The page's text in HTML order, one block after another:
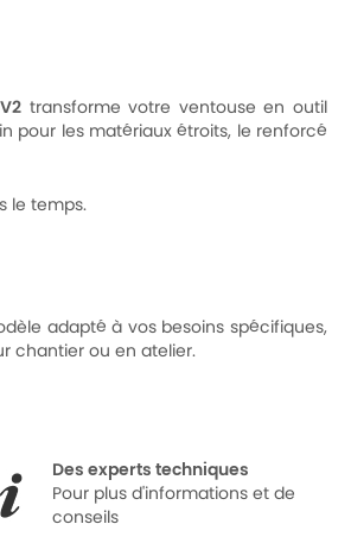
transforme votre ventouse en outil
pour les matériaux étroits, le renforcé
le temps.
adapté à vos besoins spécifiques,
chantier ou en atelier.
Des experts techniques
Pour plus d'informations et de
conseils